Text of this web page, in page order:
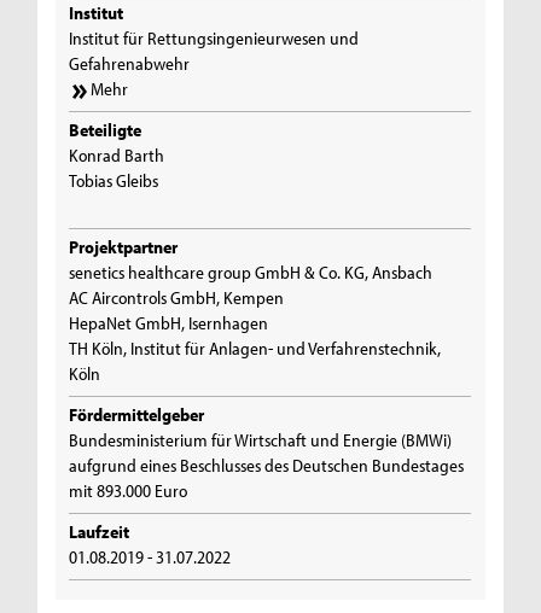
Institut
Institut für Rettungsingenieurwesen und
Gefahrenabwehr
Mehr
Beteiligte
Konrad Barth
Tobias Gleibs
Projektpartner
senetics healthcare group GmbH & Co. KG, Ansbach
AC Aircontrols GmbH, Kempen
HepaNet GmbH, Isernhagen
TH Köln, Institut für Anlagen- und Verfahrenstechnik,
Köln
Fördermittelgeber
Bundesministerium für Wirtschaft und Energie (BMWi)
aufgrund eines Beschlusses des Deutschen Bundestages
mit 893.000 Euro
Laufzeit
01.08.2019 - 31.07.2022